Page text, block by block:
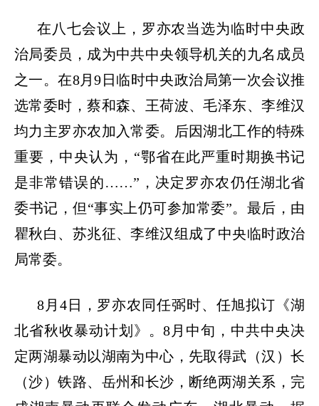
在八七会议上，罗亦农当选为临时中央政
治局委员，成为中共中央领导机关的九名成员
之一。在8月9 日临时中央政治局第一次会议推
选常委时，蔡和森、王荷波、毛泽东、李维汉
均力主罗亦农加入常委。后因湖北工作的特殊
重要，中央认为， “鄂省在此严重时期换书记
是非常错误的……” ，决定罗亦农仍任湖北省
委书记，但“事实上仍可参加常委”。最后，由
瞿秋白、苏兆征、李维汉组成了中央临时政治
局常委。
8 月 4日，罗亦农同任弼时、任旭拟订《湖
北省秋收暴动计划》。8 月中旬，中共中央决
定两湖暴动以湖南为中心，先取得武（汉）长
（沙）铁路、岳州和长沙，断绝两湖关系，完